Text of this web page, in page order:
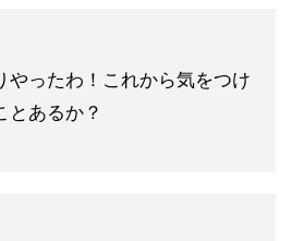
やったわ！これから気をつけ
とあるか？